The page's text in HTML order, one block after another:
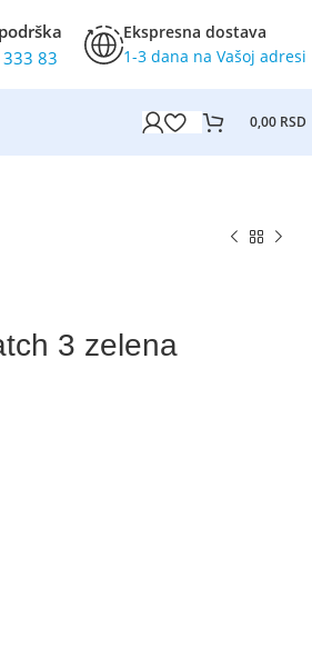
83
Ekspresna dostava
1-3 dana na Vašoj adresi
0,00 RSD
3 zelena